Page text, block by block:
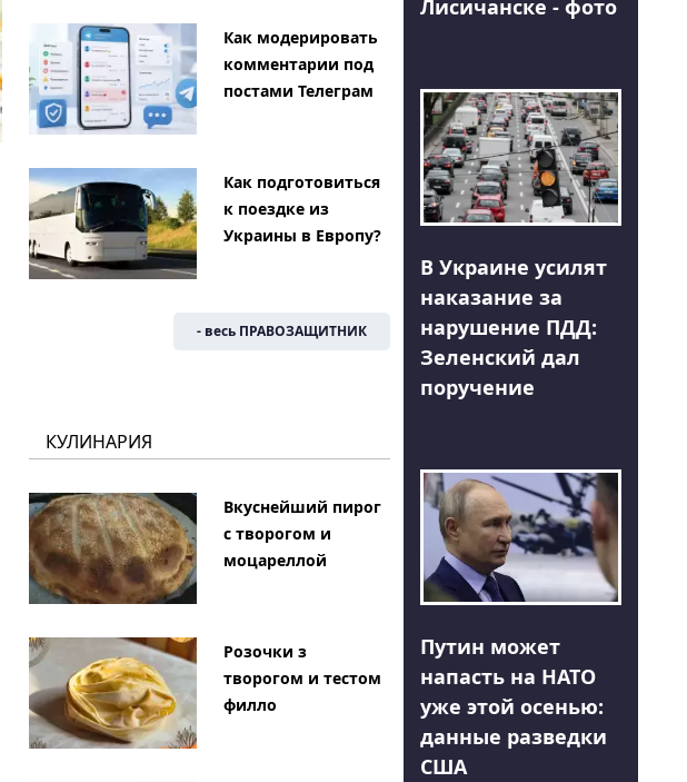
Как модерировать
комментарии под
постами Телеграм
Как подготовиться
к поездке из
Украины в Европу?
- весь ПРАВОЗАЩИТНИК
КУЛИНАРИЯ
Вкуснейший пирог
с творогом и
моцареллой
Розочки з
творогом и тестом
филло
Лисичанске - фото
В Украине усилят
наказание за
нарушение ПДД:
Зеленский дал
поручение
Путин может
напасть на НАТО
уже этой осенью:
данные разведки
США